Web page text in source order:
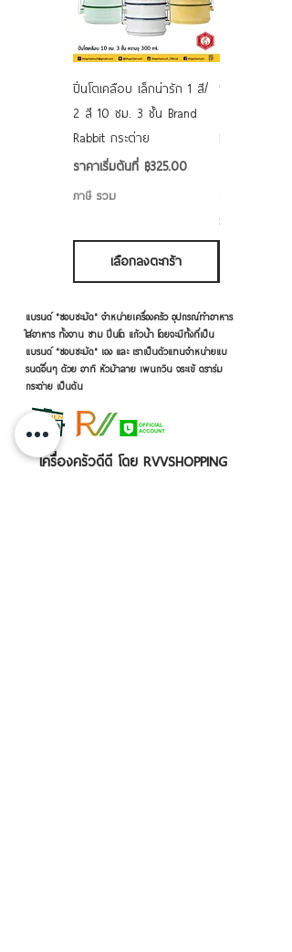
ปิ่นโตเคลือบ เล็กน่ารัก 1 สี/
2 สี 10 ซม. 3 ชั้น Brand
Rabbit กระต่าย
ราคาเริ่มต้นที่ ฿325.00
ราคาขายลด
ภาษี รวม
เลือกลงตะกร้า
ชามเคลือบ
ภาษี รวม
แบรนด์ "ชอบชะมัด" จำหน่ายเครื่องครัว อุปกรณ์ทำอาหาร
ใส่อาหาร ทั้งจาน ชาม ปิ่นโต แก้วน้ำ โดยจะมีทั้งที่เป็น
แบรนด์ "ชอบชะมัด" เอง และ เราเป็นตัวแทนจำหน่ายแบ
รนด์อื่นๆ ด้วย อาทิ หัวม้าลาย เพนกวิน จระเข้ ตราร่ม
กระต่าย เป็นต้น
เครื่องครัวดีดี โดย RVVSHOPPING